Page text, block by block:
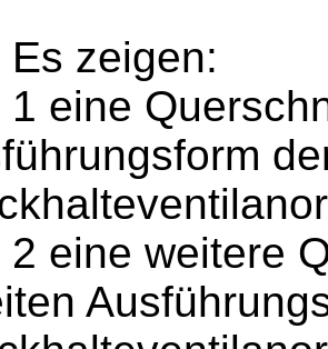
Es zeigen:
1 eine
2 eine weitere